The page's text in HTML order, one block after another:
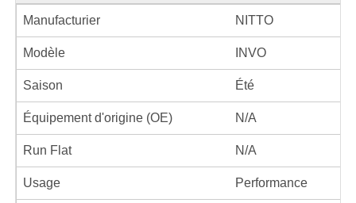
Manufacturier NITTO
Modèle INVO
Saison Été
Équipement d'origine (OE) N/A
Run Flat N/A
Usage Performance